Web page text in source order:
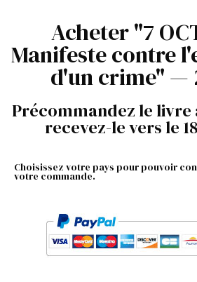
Acheter "7
Manifeste contre
d'un crime" —
Précommandez le
recevez-le vers le
Choisissez votre pays pour pouvoir
votre commande.